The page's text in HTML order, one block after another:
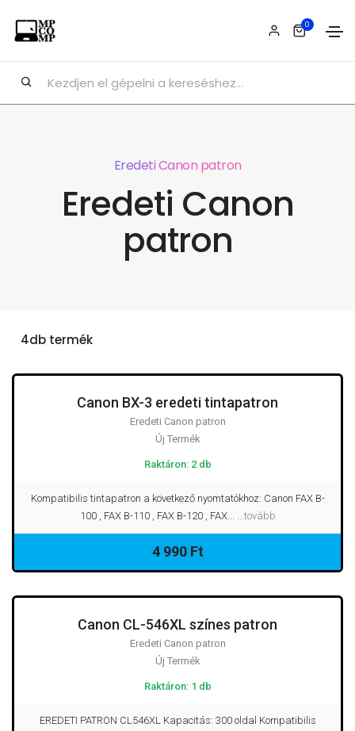
0
Eredeti Canon patron
Eredeti Canon
patron
4db termék
Canon BX-3 eredeti tintapatron
Eredeti Canon patron
Új Termék
Raktáron: 2 db
Kompatibilis tintapatron a következő nyomtatókhoz: Canon FAX B-
100 , FAX B-110 , FAX B-120 , FAX... ...tovább
4 990 Ft
Canon CL-546XL színes patron
Eredeti Canon patron
Új Termék
Raktáron: 1 db
EREDETI PATRON CL546XL Kapacitás: 300 oldal Kompatibilis